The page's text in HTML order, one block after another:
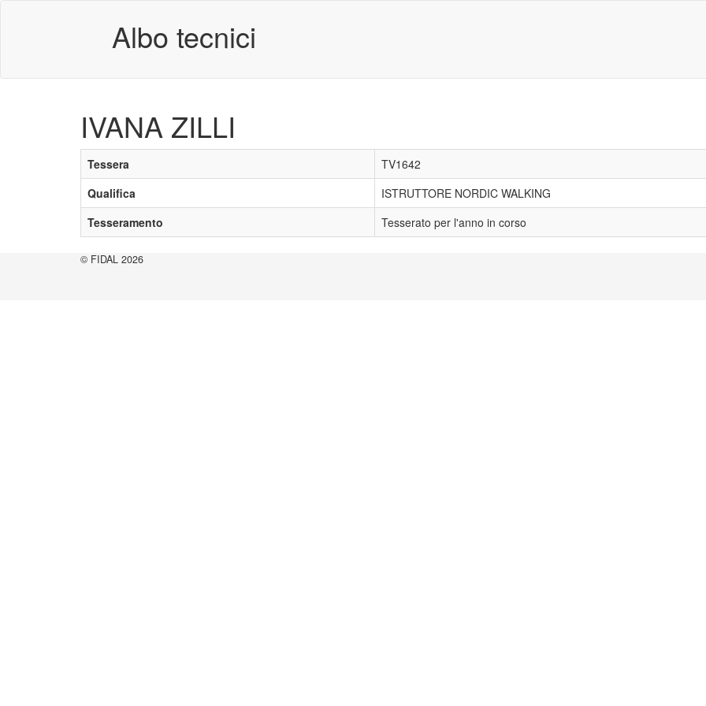
Albo tecnici
IVANA ZILLI
Tessera
TV1642
Qualifica
ISTRUTTORE NORDIC WALKING
Tesseramento
Tesserato per l'anno in corso
© FIDAL 2026